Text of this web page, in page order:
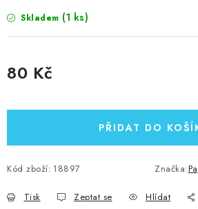
Skladem (1 ks)
80 Kč
PŘIDAT DO
Kód zboží: 18897 Značka:
Tisk Zeptat se Hlídat